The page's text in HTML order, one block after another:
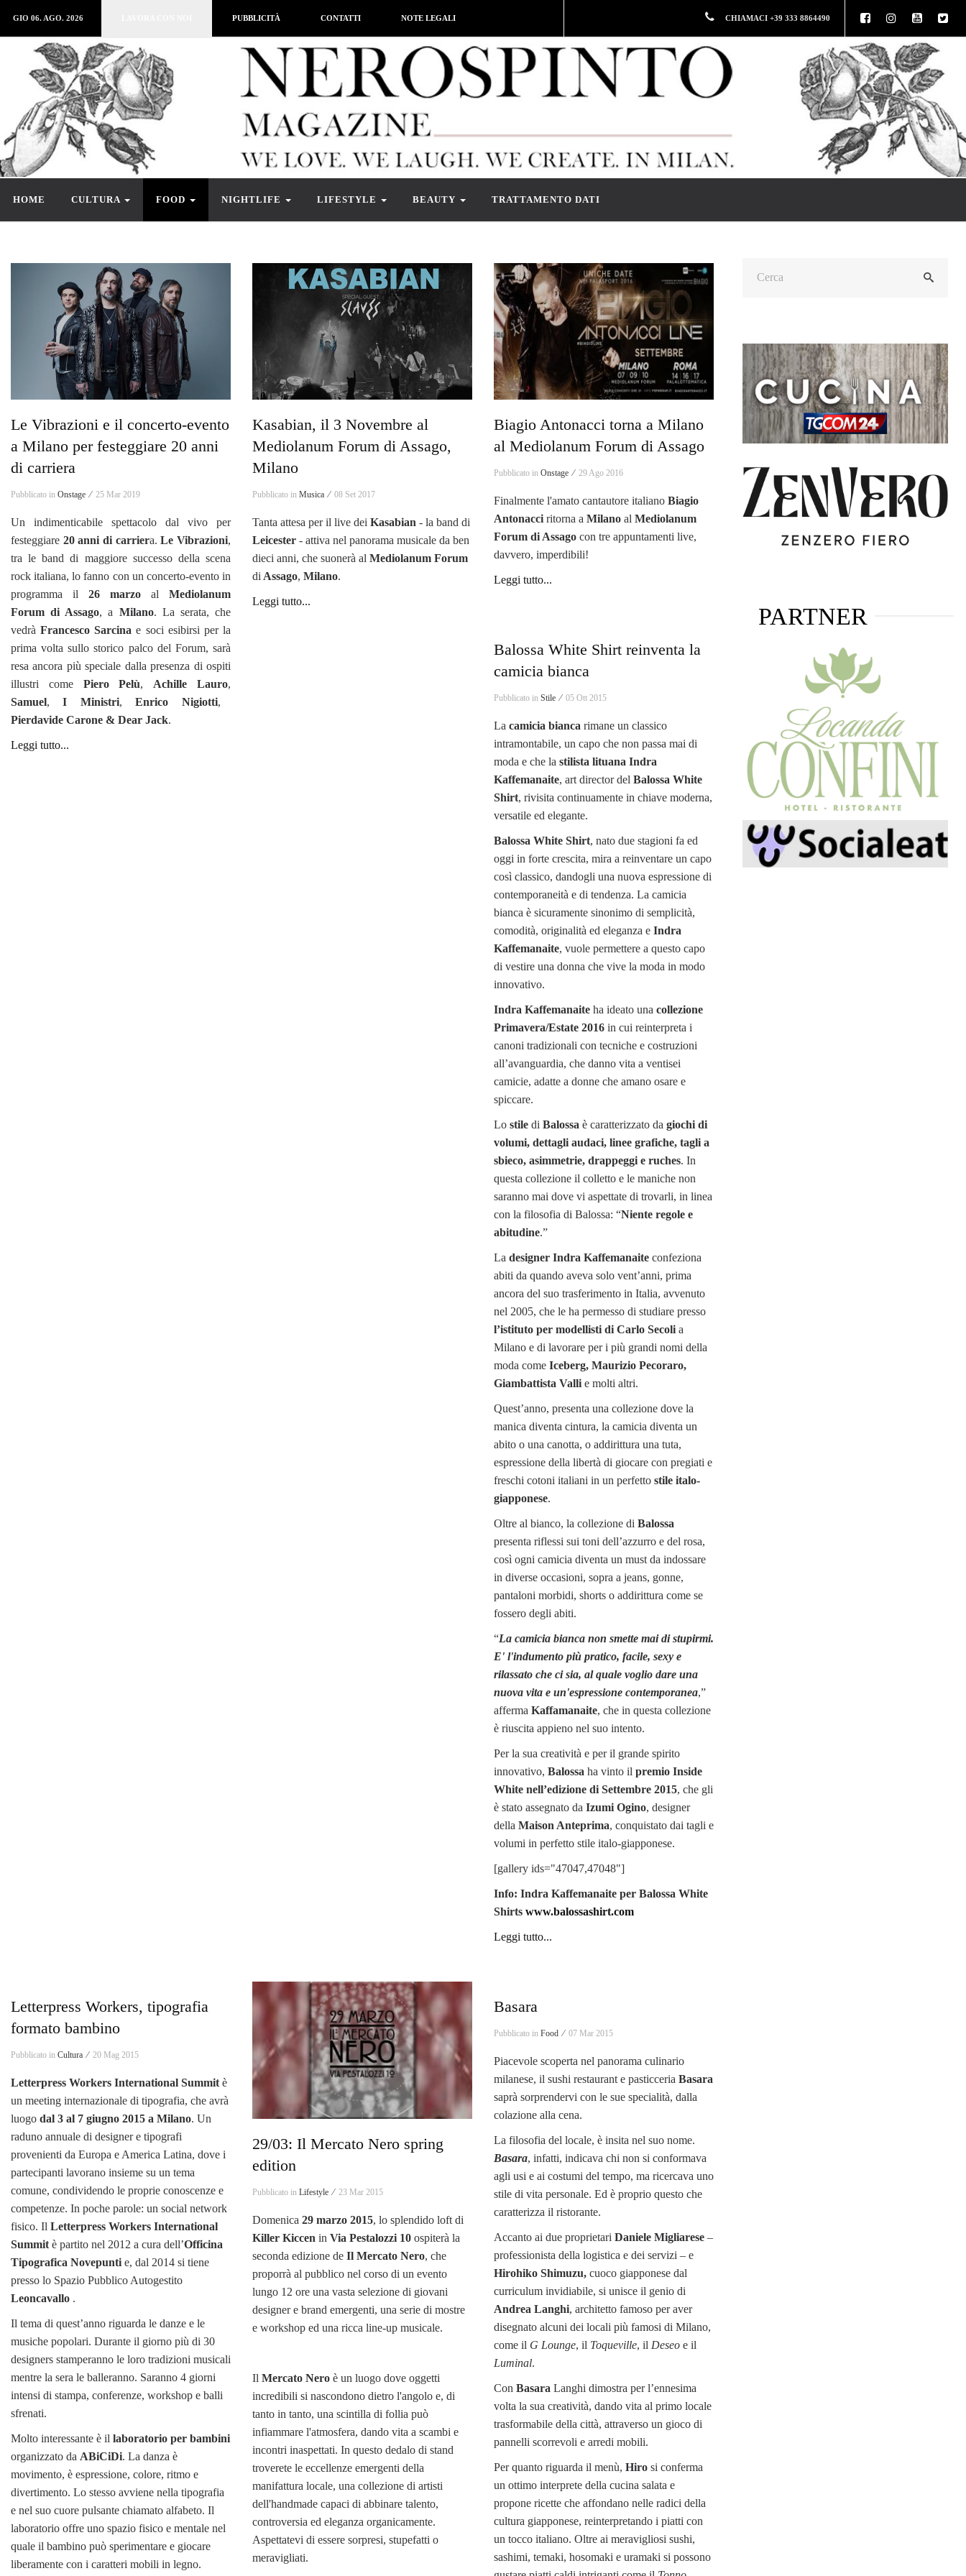
GIO 06. AGO. 2026 PUBBLICITÀ CONTATTI NOTE LEGALI CHIAMACI +39 333 8864490
HOME CULTURA FOOD NIGHTLIFE LIFESTYLE BEAUTY TRATTAMENTO DATI
Le Vibrazioni e il concerto-evento
a Milano per festeggiare 20 anni
di carriera
Pubblicato in Onstage ⁄ 25 Mar 2019
Un indimenticabile spettacolo dal vivo per
festeggiare 20 anni di carriera.Le Vibrazioni,
tra le band di maggiore successo della scena
rock italiana, lo fanno con un concerto-evento in
programma il 26 marzo al Mediolanum
Forum di Assago, a Milano. La serata, che
vedràFrancesco Sarcina e soci esibirsi per la
prima volta sullo storico palco del Forum, sarà
resa ancora più speciale dalla presenza di ospiti
illustri come Piero Pelù, Achille Lauro,
Samuel, I Ministri, Enrico Nigiotti,
Pierdavide Carone & Dear Jack.
Leggi tutto...
Kasabian, il 3 Novembre al
Mediolanum Forum di Assago,
Milano
Pubblicato in Musica ⁄ 08 Set 2017
Tanta attesa per il live dei Kasabian - la band di
Leicester - attiva nel panorama musicale da ben
dieci anni, che suonerà al Mediolanum Forum
di Assago, Milano.
Leggi tutto...
Biagio Antonacci torna a Milano
al Mediolanum Forum di Assago
Pubblicato in Onstage ⁄ 29 Ago 2016
Finalmente l'amato cantautore italiano Biagio
Antonacci ritorna a Milano al Mediolanum
Forum di Assago con tre appuntamenti live,
davvero, imperdibili!
Leggi tutto...
Balossa White Shirt reinventa la
camicia bianca
Pubblicato in Stile ⁄ 05 Ott 2015
La camicia bianca rimane un classico
intramontabile, un capo che non passa mai di
moda e che la stilista lituana Indra
Kaffemanaite, art director del Balossa White
Shirt, rivisita continuamente in chiave moderna,
versatile ed elegante.
Balossa White Shirt, nato due stagioni fa ed
oggi in forte crescita, mira a reinventare un capo
così classico, dandogli una nuova espressione di
contemporaneità e di tendenza. La camicia
bianca è sicuramente sinonimo di semplicità,
comodità, originalità ed eleganza e Indra
Kaffemanaite, vuole permettere a questo capo
di vestire una donna che vive la moda in modo
innovativo.
Indra Kaffemanaite ha ideato una collezione
Primavera/Estate 2016 in cui reinterpreta i
canoni tradizionali con tecniche e costruzioni
all’avanguardia, che danno vita a ventisei
camicie, adatte a donne che amano osare e
spiccare.
Lo stile di Balossa è caratterizzato da giochi di
volumi, dettagli audaci, linee grafiche, tagli a
sbieco, asimmetrie, drappeggi e ruches. In
questa collezione il colletto e le maniche non
saranno mai dove vi aspettate di trovarli, in linea
con la filosofia di Balossa: “Niente regole e
abitudine.”
La designer Indra Kaffemanaite confeziona
abiti da quando aveva solo vent’anni, prima
ancora del suo trasferimento in Italia, avvenuto
nel 2005, che le ha permesso di studiare presso
l’istituto per modellisti di Carlo Secoli a
Milano e di lavorare per i più grandi nomi della
moda come Iceberg, Maurizio Pecoraro,
Giambattista Valli e molti altri.
Quest’anno, presenta una collezione dove la
manica diventa cintura, la camicia diventa un
abito o una canotta, o addirittura una tuta,
espressione della libertà di giocare con pregiati e
freschi cotoni italiani in un perfetto stile italo-
giapponese.
Oltre al bianco, la collezione di Balossa
presenta riflessi sui toni dell’azzurro e del rosa,
così ogni camicia diventa un must da indossare
in diverse occasioni, sopra a jeans, gonne,
pantaloni morbidi, shorts o addirittura come se
fossero degli abiti.
“La camicia bianca non smette mai di stupirmi.
E' l'indumento più pratico, facile, sexy e
rilassato che ci sia, al quale voglio dare una
nuova vita e un'espressione contemporanea,”
afferma Kaffamanaite, che in questa collezione
è riuscita appieno nel suo intento.
Per la sua creatività e per il grande spirito
innovativo, Balossa ha vinto il premio Inside
White nell’edizione di Settembre 2015, che gli
è stato assegnato da Izumi Ogino, designer
della Maison Anteprima, conquistato dai tagli e
volumi in perfetto stile italo-giapponese.
[gallery ids="47047,47048"]
Info: Indra Kaffemanaite per Balossa White
Shirts www.balossashirt.com
Leggi tutto...
Letterpress Workers, tipografia
formato bambino
Pubblicato in Cultura ⁄ 20 Mag 2015
Letterpress Workers International Summit è
un meeting internazionale di tipografia, che avrà
luogo dal 3 al 7 giugno 2015 a Milano. Un
raduno annuale di designer e tipografi
provenienti da Europa e America Latina, dove i
partecipanti lavorano insieme su un tema
comune, condividendo le proprie conoscenze e
competenze. In poche parole: un social network
fisico. Il Letterpress Workers International
Summit è partito nel 2012 a cura dell’Officina
Tipografica Novepunti e, dal 2014 si tiene
presso lo Spazio Pubblico Autogestito
Leoncavallo .
Il tema di quest’anno riguarda le danze e le
musiche popolari. Durante il giorno più di 30
designers stamperanno le loro tradizioni musicali
mentre la sera le balleranno. Saranno 4 giorni
intensi di stampa, conferenze, workshop e balli
sfrenati.
Molto interessante è il laboratorio per bambini
organizzato da ABiCiDi. La danza è
movimento, è espressione, colore, ritmo e
divertimento. Lo stesso avviene nella tipografia
e nel suo cuore pulsante chiamato alfabeto. Il
laboratorio offre uno spazio fisico e mentale nel
quale il bambino può sperimentare e giocare
liberamente con i caratteri mobili in legno.
29/03: Il Mercato Nero spring
edition
Pubblicato in Lifestyle ⁄ 23 Mar 2015
Domenica 29 marzo 2015, lo splendido loft di
Killer Kiccen in Via Pestalozzi 10 ospiterà la
seconda edizione de Il Mercato Nero, che
proporrà al pubblico nel corso di un evento
lungo 12 ore una vasta selezione di giovani
designer e brand emergenti, una serie di mostre
e workshop ed una ricca line-up musicale.
Il Mercato Nero è un luogo dove oggetti
incredibili si nascondono dietro l'angolo e, di
tanto in tanto, una scintilla di follia può
infiammare l'atmosfera, dando vita a scambi e
incontri inaspettati. In questo dedalo di stand
troverete le eccellenze emergenti della
manifattura locale, una collezione di artisti
dell'handmade capaci di abbinare talento,
controversia ed eleganza organicamente.
Aspettatevi di essere sorpresi, stupefatti o
meravigliati.
Basara
Pubblicato in Food ⁄ 07 Mar 2015
Piacevole scoperta nel panorama culinario
milanese, il sushi restaurant e pasticceria Basara
saprà sorprendervi con le sue specialità, dalla
colazione alla cena.
La filosofia del locale, è insita nel suo nome.
Basara, infatti, indicava chi non si conformava
agli usi e ai costumi del tempo, ma ricercava uno
stile di vita personale. Ed è proprio questo che
caratterizza il ristorante.
Accanto ai due proprietari Daniele Migliarese –
professionista della logistica e dei servizi – e
Hirohiko Shimuzu, cuoco giapponese dal
curriculum invidiabile, si unisce il genio di
Andrea Langhi, architetto famoso per aver
disegnato alcuni dei locali più famosi di Milano,
come il G Lounge, il Toqueville, il Deseo e il
Luminal.
Con Basara Langhi dimostra per l’ennesima
volta la sua creatività, dando vita al primo locale
trasformabile della città, attraverso un gioco di
pannelli scorrevoli e arredi mobili.
Per quanto riguarda il menù, Hiro si conferma
un ottimo interprete della cucina salata e
propone ricette che affondano nelle radici della
cultura giapponese, reinterpretando i piatti con
un tocco italiano. Oltre ai meravigliosi sushi,
sashimi, temaki, hosomaki e uramaki si possono
PARTNER